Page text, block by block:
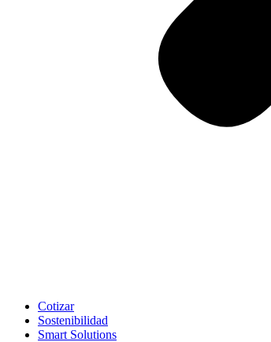
Cotizar
Sostenibilidad
Smart Solutions